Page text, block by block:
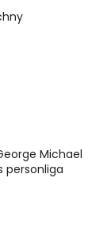
Michael
personliga